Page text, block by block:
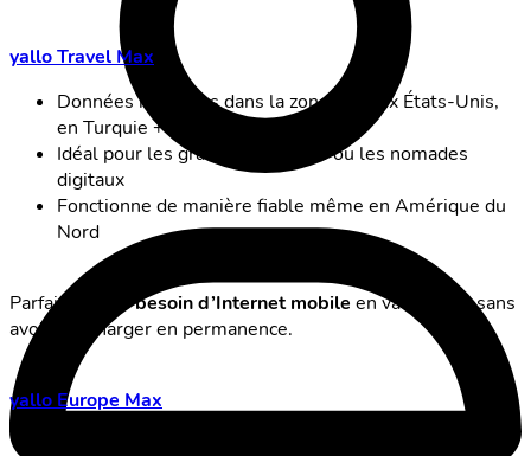
yallo Travel Max
Données illimitées dans la zone UE, aux États-Unis,
en Turquie + 5 Go dans 49 pays
Idéal pour les grands voyageurs ou les nomades
digitaux
Fonctionne de manière fiable même en Amérique du
Nord
Parfait si tu asbesoin d’Internet mobile en vacances – sans
avoir à recharger en permanence.
yallo Europe Max